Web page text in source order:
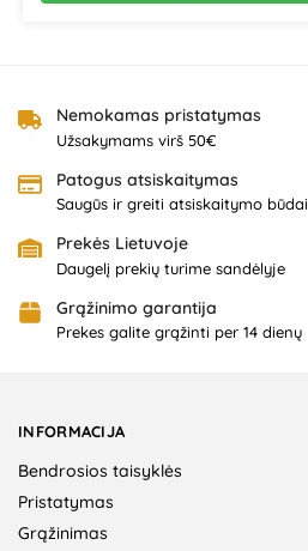
Nemokamas pristatymas
Užsakymams virš 50€
Patogus atsiskaitymas
Saugūs ir greiti atsiskaitymo būdai
Prekės Lietuvoje
Daugelį prekių turime sandėlyje
Grąžinimo garantija
Prekes galite grąžinti per 14 dienų
INFORMACIJA
Bendrosios taisyklės
Pristatymas
Grąžinimas